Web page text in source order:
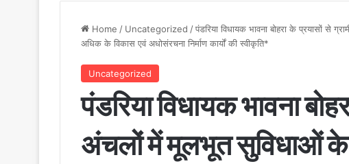
Home / Uncategorized /पंडरिया विधायक भावना बोहरा के प्रयासों से
अधिक के विकास एवं अधोसंरचना निर्माण कार्यों की स्वीकृति*
Uncategorized
पंडरिया विधायक भावना
अंचलों में मूलभूत सुविधाओं के